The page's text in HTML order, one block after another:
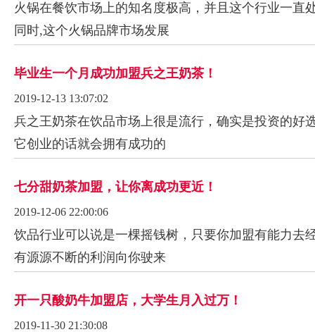
火锅在餐饮市场上的知名度极高，并且这个行业一直
同时,这个火锅品牌市场发展
毕业生一个月成功加盟兵之王奶茶！
2019-12-13 13:07:02
兵之王奶茶在饮品市场上很是流行，确实是投资的好
它创业的话就会拥有成功的
七分甜奶茶加盟，让你离成功更近！
2019-12-06 22:00:06
饮品行业可以说是一棵摇钱树，只要你加盟有能力去
有源源不断的利润向你驶来
开一只酸奶牛加盟店，大学生月入过万！
2019-11-30 21:30:08